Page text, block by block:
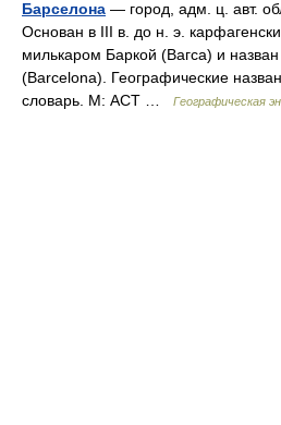
Барселона — город, адм. ц. авт.
Основан в III в. до н. э.
милькаром Баркой (Вагса) и
(Barcelona). Географические
словарь. М: АСТ …
Географическая